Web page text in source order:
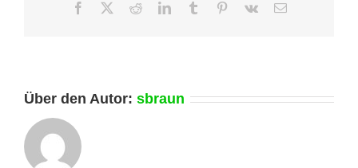
Facebook RedditLinkedInTumblr Pinterest
Vk
E-
Über den Autor: sbraun